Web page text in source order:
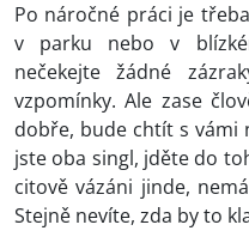
Po náročné práci je
v parku nebo v
nečekejte žádné
vzpomínky. Ale zase
dobře, bude chtít s vámi
jste oba singl, jděte do
citově vázáni jinde,
Stejně nevíte, zda by to